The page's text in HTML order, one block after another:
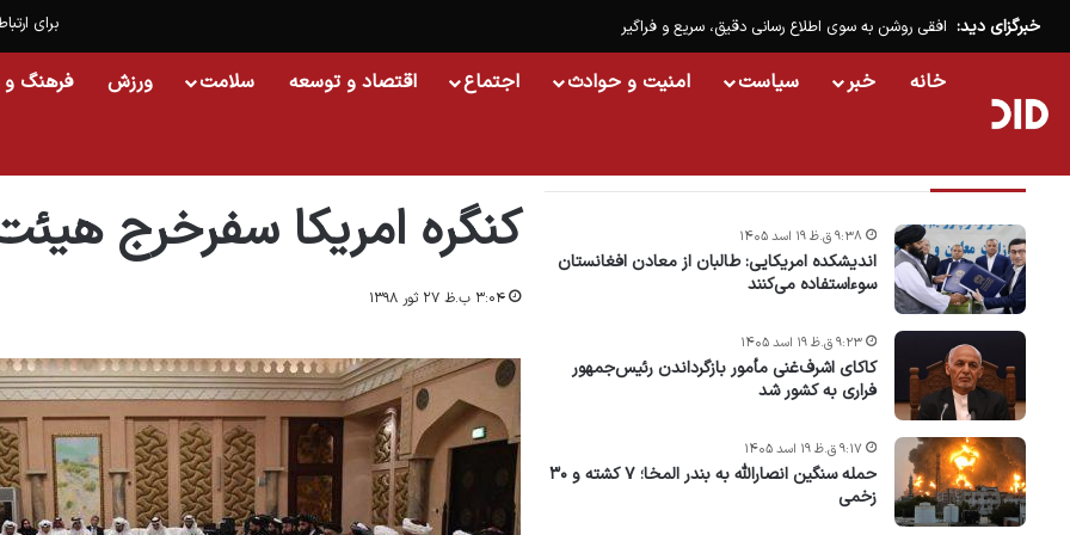
برای خبرگزای دید: افقی روشن به سوی اطلاع رسانی دقیق، سریع و فراگیر
خانه خبر سیاست امنیت و حوادث اجتماع اقتصاد و توسعه سلامت ورزش فرهنگ و
کنگره امریکا سفرخرج هیئت
۳:۰۴ ب.ظ ۲۷ ثور ۱۳۹۸
اندیشکده امریکایی: طالبان از معادن افغانستان
سوءاستفاده می‌کنند
۹:۳۸ ق.ظ ۱۹ اسد ۱۴۰۵
کاکای اشرف‌غنی مأمور بازگرداندن رئیس‌جمهور
فراری به کشور شد
۹:۲۳ ق.ظ ۱۹ اسد ۱۴۰۵
حمله سنگین انصارالله به بندر المخا؛ ۷ کشته و ۳۰
زخمی
۹:۱۷ ق.ظ ۱۹ اسد ۱۴۰۵